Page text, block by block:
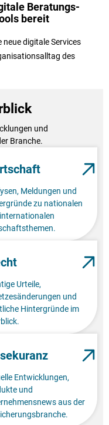
Beratungs-
bereit
neue digitale Services
des
und
Branche.
Meldungen und
zu nationalen
Urteile,
und
Hintergründe im
Entwicklungen,
und
aus der